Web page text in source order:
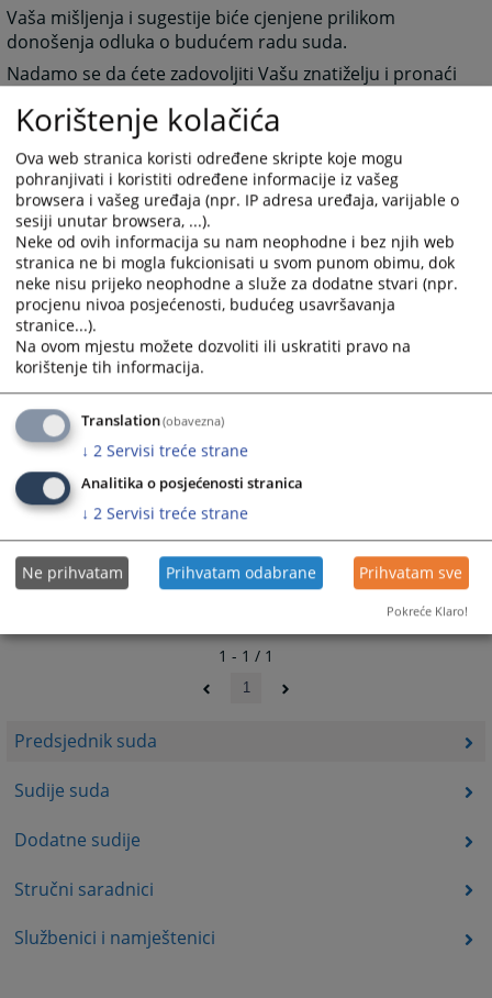
Predsjednik suda
Sudije suda
Dodatne sudije
Stručni saradnici
Službenici i namještenici
Vaša mišljenja i sugestije biće cjenjene prilikom
donošenja odluka o budućem radu suda.
Nadamo se da ćete zadovoljiti Vašu znatiželju i pronaći
uslugama.
Vršilac dužnosti predsjednika suda
Boris Đerić
9349PREGLEDA
1 - 1 / 1
1
Korištenje kolačića
Ova web stranica koristi određene skripte koje mogu
pohranjivati i koristiti određene informacije iz vašeg
browsera i vašeg uređaja (npr. IP adresa uređaja, varijable o
sesiji unutar browsera, ...).
Neke od ovih informacija su nam neophodne i bez njih web
stranica ne bi mogla fukcionisati u svom punom obimu, dok
neke nisu prijeko neophodne a služe za dodatne stvari (npr.
procjenu nivoa posjećenosti, budućeg usavršavanja
stranice...).
Na ovom mjestu možete dozvoliti ili uskratiti pravo na
korištenje tih informacija.
Translation(obavezna)
↓ 2 Servisi treće strane
Analitika o posjećenosti stranica
↓ 2 Servisi treće strane
Ne prihvatam Prihvatam odabrane Prihvatam sve
Pokreće Klaro!